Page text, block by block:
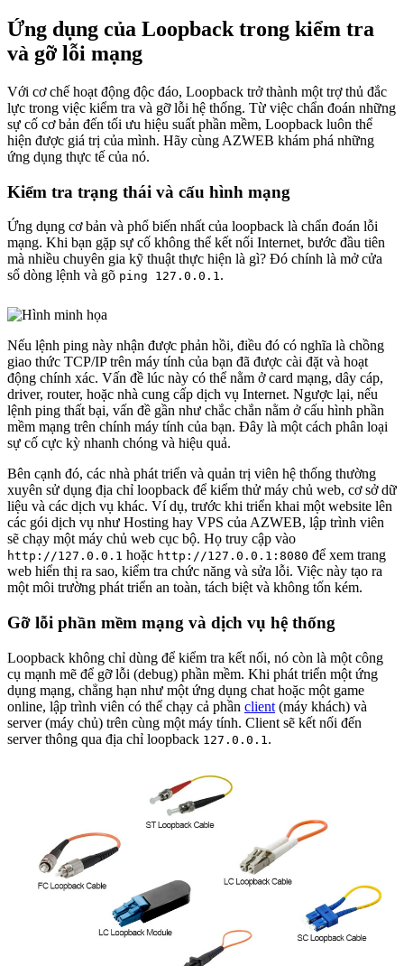
Ứng dụng của Loopback trong kiểm tra
và gỡ lỗi mạng
Với cơ chế hoạt động độc đáo, Loopback trở thành một trợ thủ đắc
lực trong việc kiểm tra và gỡ lỗi hệ thống. Từ việc chẩn đoán những
sự cố cơ bản đến tối ưu hiệu suất phần mềm, Loopback luôn thể
hiện được giá trị của mình. Hãy cùng AZWEB khám phá những
ứng dụng thực tế của nó.
Kiểm tra trạng thái và cấu hình mạng
Ứng dụng cơ bản và phổ biến nhất của loopback là chẩn đoán lỗi
mạng. Khi bạn gặp sự cố không thể kết nối Internet, bước đầu tiên
mà nhiều chuyên gia kỹ thuật thực hiện là gì? Đó chính là mở cửa
sổ dòng lệnh và gõ ping 127.0.0.1.
Nếu lệnh ping này nhận được phản hồi, điều đó có nghĩa là chồng
giao thức TCP/IP trên máy tính của bạn đã được cài đặt và hoạt
động chính xác. Vấn đề lúc này có thể nằm ở card mạng, dây cáp,
driver, router, hoặc nhà cung cấp dịch vụ Internet. Ngược lại, nếu
lệnh ping thất bại, vấn đề gần như chắc chắn nằm ở cấu hình phần
mềm mạng trên chính máy tính của bạn. Đây là một cách phân loại
sự cố cực kỳ nhanh chóng và hiệu quả.
Bên cạnh đó, các nhà phát triển và quản trị viên hệ thống thường
xuyên sử dụng địa chỉ loopback để kiểm thử máy chủ web, cơ sở dữ
liệu và các dịch vụ khác. Ví dụ, trước khi triển khai một website lên
các gói dịch vụ như Hosting hay VPS của AZWEB, lập trình viên
sẽ chạy một máy chủ web cục bộ. Họ truy cập vào
http://127.0.0.1 hoặc http://127.0.0.1:8080 để xem trang
web hiển thị ra sao, kiểm tra chức năng và sửa lỗi. Việc này tạo ra
một môi trường phát triển an toàn, tách biệt và không tốn kém.
Gỡ lỗi phần mềm mạng và dịch vụ hệ thống
Loopback không chỉ dùng để kiểm tra kết nối, nó còn là một công
cụ mạnh mẽ để gỡ lỗi (debug) phần mềm. Khi phát triển một ứng
dụng mạng, chẳng hạn như một ứng dụng chat hoặc một game
online, lập trình viên có thể chạy cả phần client (máy khách) và
server (máy chủ) trên cùng một máy tính. Client sẽ kết nối đến
server thông qua địa chỉ loopback 127.0.0.1 .